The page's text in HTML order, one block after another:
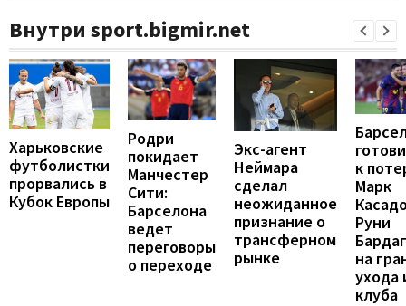
Внутри sport.bigmir.net
Харьковские
футболистки
прорвались в
Кубок Европы
Родри
покидает
Манчестер
Сити:
Барселона
ведет
переговоры
о переходе
Экс-агент
Неймара
сделал
неожиданное
признание о
трансферном
рынке
к
Марк
Руни
на
ухода
клуба